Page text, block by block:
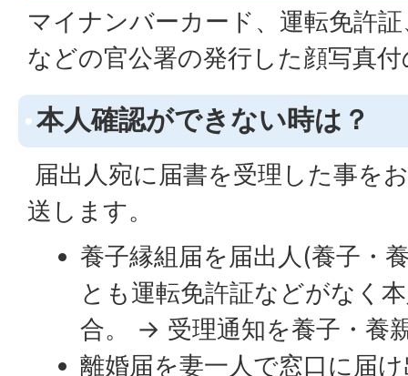
マイナンバーカード、運転免許
などの官公署の発行した顔写真
本人確認ができない時は？
届出人宛に届書を受理した事を
送します。
養子縁組届を届出人(養子・
とも運転免許証などがなく
合。 → 受理通知を養子・養
離婚届を妻一人で窓口に届